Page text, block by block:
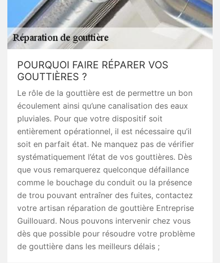
POURQUOI FAIRE RÉPARER VOS
GOUTTIÈRES ?
Le rôle de la gouttière est de permettre un bon
écoulement ainsi qu’une canalisation des eaux
pluviales. Pour que votre dispositif soit
entièrement opérationnel, il est nécessaire qu’il
soit en parfait état. Ne manquez pas de vérifier
systématiquement l’état de vos gouttières. Dès
que vous remarquerez quelconque défaillance
comme le bouchage du conduit ou la présence
de trou pouvant entraîner des fuites, contactez
votre artisan réparation de gouttière Entreprise
Guillouard. Nous pouvons intervenir chez vous
dès que possible pour résoudre votre problème
de gouttière dans les meilleurs délais ;